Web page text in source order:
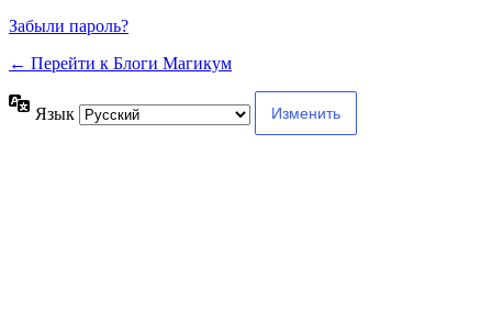
Забыли пароль?
← Перейти к Блоги Магикум
Язык